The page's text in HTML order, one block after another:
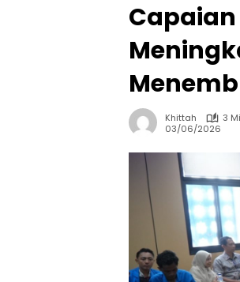
Capaian
Khittah
3
03/06/2026